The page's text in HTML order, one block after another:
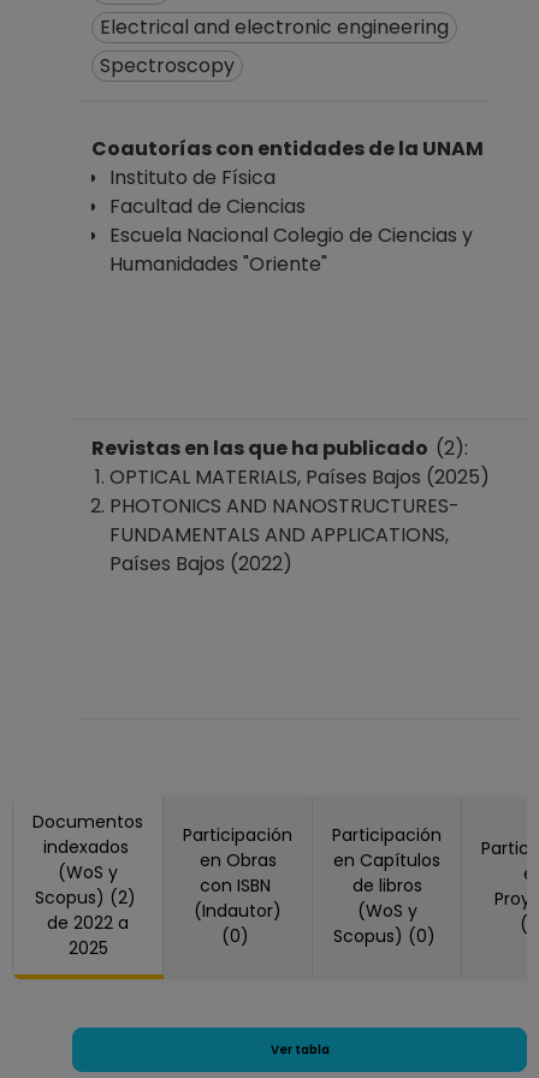
y Humanidades
"Oriente"
ASIGNATURA A TP
Colegio de Ciencias
y Humanidades
Definitivo
Facultad de
Ciencias
Desde 16-04-2021
hasta 30-10-2021
AYUDANTE
PROFESOR B TP No
Definitivo
Facultad de
hasta 15-04-2021
AYUDANTE
Electrical and electronic engineering
Spectroscopy
Coautorías con entidades de la UNAM
Instituto de Física
Facultad de Ciencias
Escuela Nacional Colegio de Ciencias y
Humanidades "Oriente"
Revistas en las que ha publicado (2):
OPTICAL MATERIALS, Países Bajos (2025)
PHOTONICS AND NANOSTRUCTURES-
FUNDAMENTALS AND APPLICATIONS,
Países Bajos (2022)
Documentos
indexados
(WoS y
Scopus) (2)
de 2022 a
2025
Participación
en Obras
con ISBN
(Indautor)
(0)
Participación
en Capítulos
de libros
(WoS y
Scopus) (0)
Ver tabla